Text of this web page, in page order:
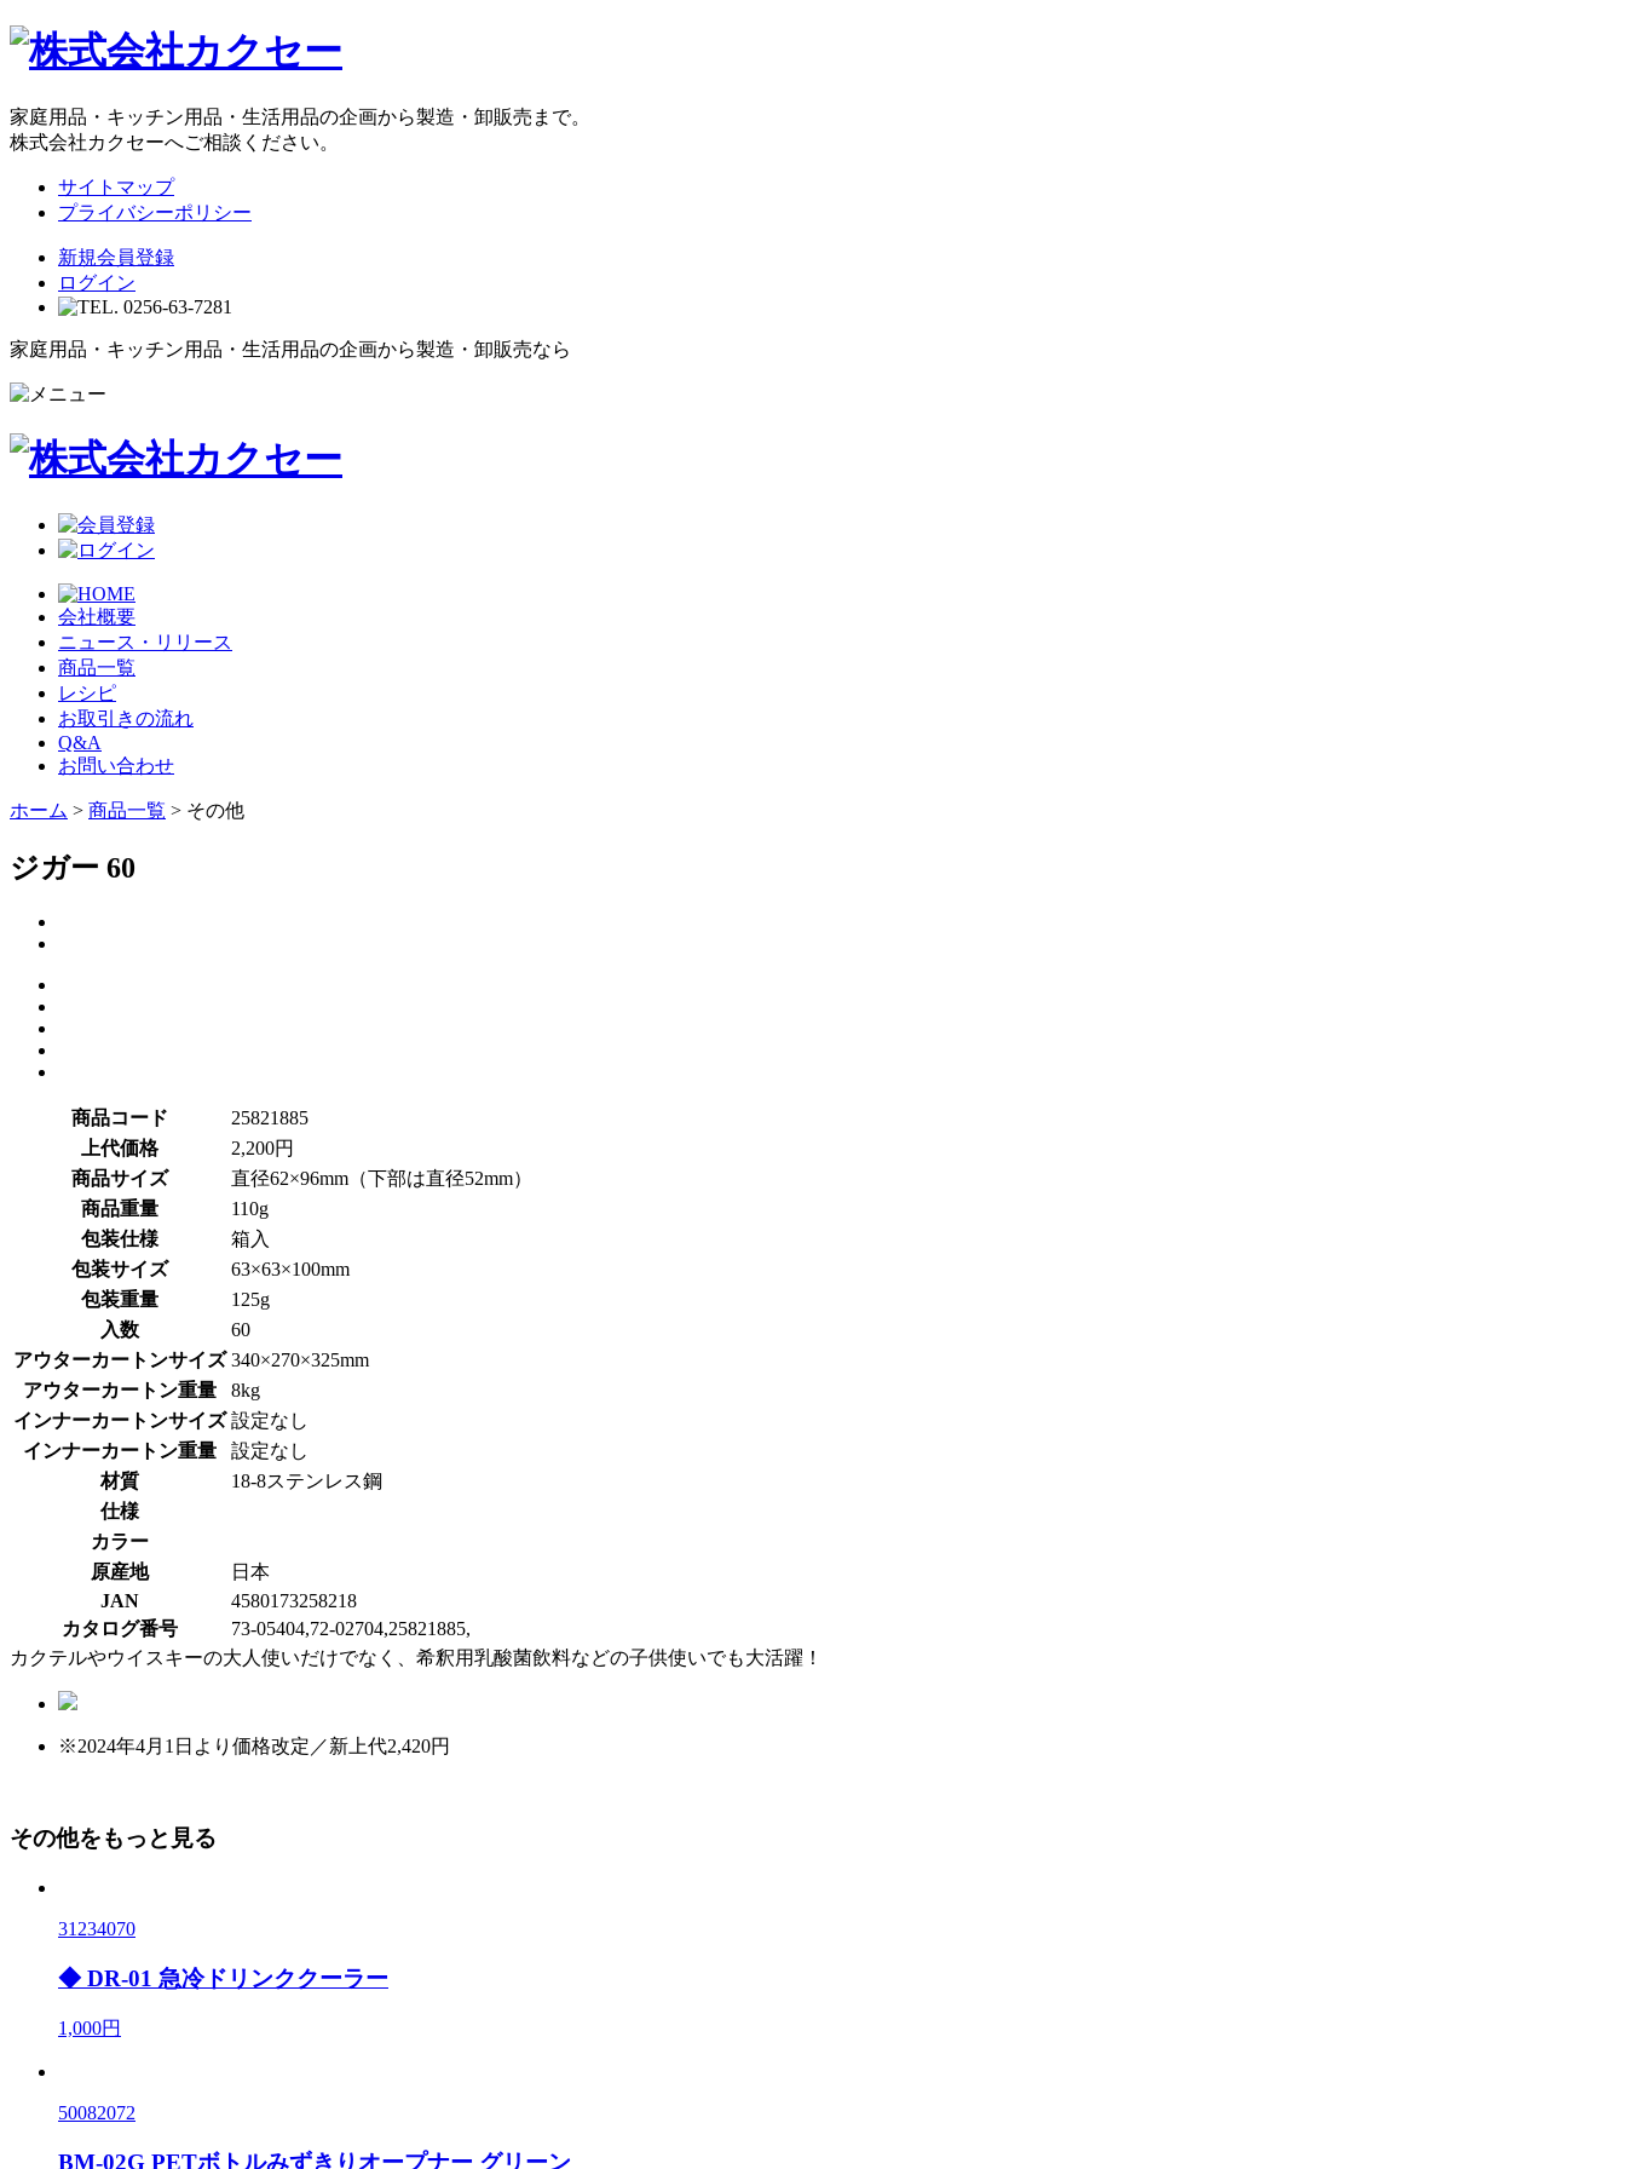
家庭用品・キッチン用品・生活用品の企画から製造・卸販売まで。
株式会社カクセーへご相談ください。
サイトマップ
プライバシーポリシー
新規会員登録
ログイン
家庭用品・キッチン用品・生活用品の企画から製造・卸販売なら
会社概要
ニュース・リリース
商品一覧
レシピ
お取引きの流れ
Q&A
お問い合わせ
ホーム > 商品一覧 > その他
ジガー 60
商品コード
25821885
上代価格
2,200円
商品サイズ
直径62×96mm（下部は直径52mm）
商品重量
110g
包装仕様
箱入
包装サイズ
63×63×100mm
包装重量
125g
入数
60
アウターカートンサイズ 340×270×325mm
アウターカートン重量
8kg
インナーカートンサイズ 設定なし
インナーカートン重量
設定なし
材質
18-8ステンレス鋼
仕様
カラー
原産地
日本
JAN
4580173258218
カタログ番号
73-05404,72-02704,25821885,
カクテルやウイスキーの大人使いだけでなく、希釈用乳酸菌飲料などの子供使いでも大活躍！
※2024年4月1日より価格改定／新上代2,420円
その他をもっと見る
31234070
◆ DR-01 急冷ドリンククーラー
1,000円
50082072
BM-02G PETボトルみずきりオープナー グリーン